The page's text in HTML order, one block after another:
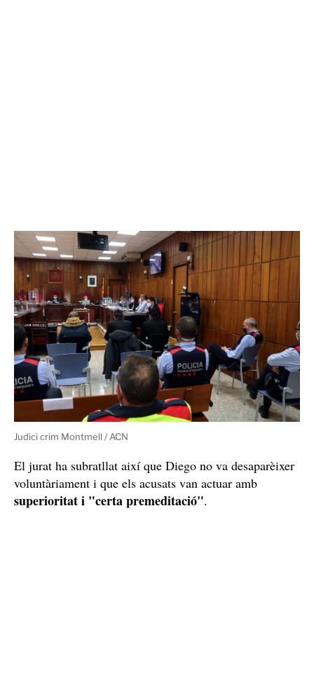
Judici crim Montmell / ACN
El jurat ha subratllat així que Diego no va desaparèixer
voluntàriament i que els acusats van actuar amb
superioritat i "certa premeditació".